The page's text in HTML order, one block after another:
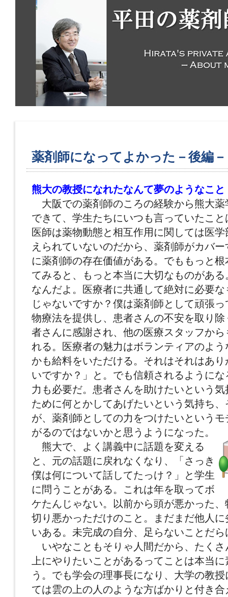
薬剤師になってよかった－後編－
熊大の教授になれたなんて夢のようなこと
大阪での薬剤師のころの経験から熊大薬
できて、学生たちにいつも言っていたこ
医師は薬物動態と相互作用に関しては医
えられていないのだから、薬剤師がカバ
に薬剤師の存在価値がある。でももっと
てみると、もっと本当に大切なものがあ
なんだよ。医療者に共通して絶対に必要
じゃないですか？僕は薬剤師として頑張
物療法を提供し、患者さんの不安を取り
者さんに感謝され、他の医療スタッフか
れる。医療者の魅力はボランティアのよ
かも給料をいただける。それはそれはあ
いですか？」と。でも信頼されるように
力も必要だ。患者さんを助けたいという
ために何とかしてあげたいという気持ち
が、薬剤師としての力をつけたいという
がるのではないかと思うようになった。
熊大で、よく講義中に話題を変える
と、元の話題に戻れなくなり、「さっき
僕は何について話してたっけ？」と学生
に問うことがある。これは年を取ってボ
ケたんじゃない。以前から頭が悪かった
切り悪かっただけのこと。まだまだ他人
いある。未完成の自分、足らないことだら
いやなこともそりゃ人間だから、たくさ
上にやりたいことがあるってことは本当
う。でも学会の理事長になり、大学の教
ては雲の上の人のような方ばかりと付き